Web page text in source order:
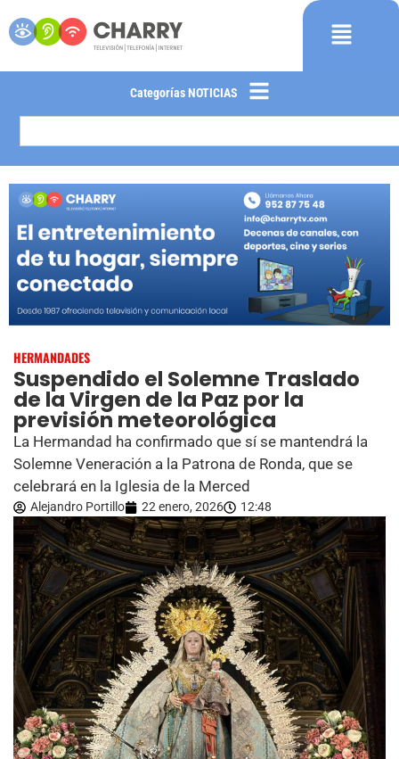
Categorías NOTICIAS
HERMANDADES
Suspendido el Solemne Traslado
de la Virgen de la Paz por la
previsión meteorológica
La Hermandad ha confirmado que sí se mantendrá la
Solemne Veneración a la Patrona de Ronda, que se
celebrará en la Iglesia de la Merced
Alejandro Portillo 22 enero, 2026 12:48